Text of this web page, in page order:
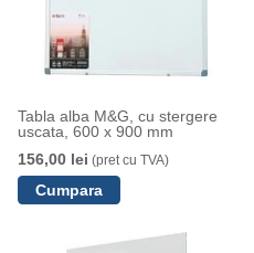
Tabla alba M&G, cu stergere
uscata, 600 x 900 mm
156,00 lei (pret cu TVA)